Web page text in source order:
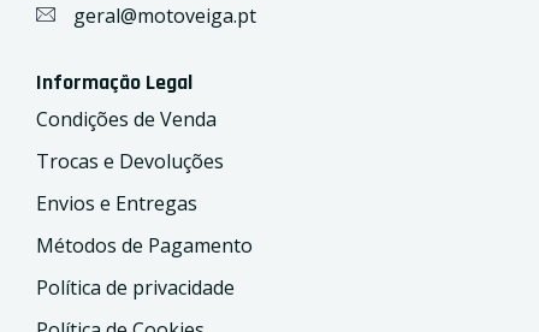
geral@motoveiga.pt
Informação Legal
Condições de Venda
Trocas e Devoluções
Envios e Entregas
Métodos de Pagamento
Política de privacidade